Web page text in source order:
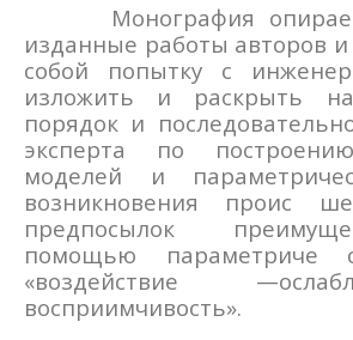
Монография
изданные работы авторов и
собой попытку с
изложить и раскрыть
порядок и
эксперта по
моделей и
возникновения проис­
предпосылок
помощью параметриче­
«воздействие
восприимчивость».